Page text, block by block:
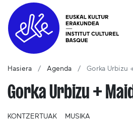
Hasiera Agenda Gorka Urbizu
Gorka Urbizu +
KONTZERTUAK MUSIKA